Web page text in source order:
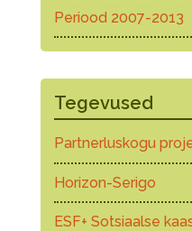
Periood 2007-2013
Tegevused
Partnerluskogu
Horizon-Serigo
ESF+ Sotsiaalse